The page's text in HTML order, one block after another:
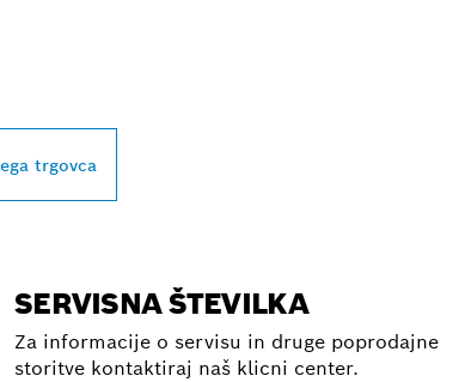
trgovca
SERVISNA ŠTEVILKA
Za informacije o servisu in druge poprodajne
storitve kontaktiraj naš klicni center.